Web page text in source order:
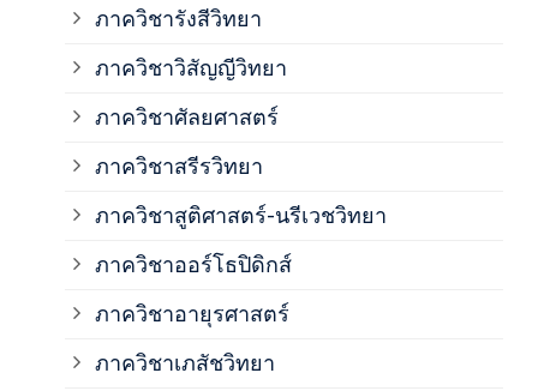
ภาควิชารังสีวิทยา
ภาควิชาวิสัญญีวิทยา
ภาควิชาศัลยศาสตร์
ภาควิชาสรีรวิทยา
ภาควิชาสูติศาสตร์-นรีเวชวิทยา
ภาควิชาออร์โธปิดิกส์
ภาควิชาอายุรศาสตร์
ภาควิชาเภสัชวิทยา